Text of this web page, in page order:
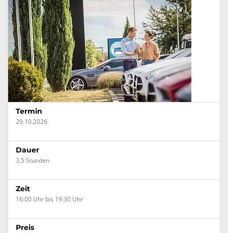
Termin
29.10.2026
Dauer
3,5 Stunden
Zeit
16:00 Uhr bis 19:30 Uhr
Preis